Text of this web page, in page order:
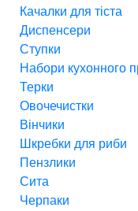
Качалки для тіста
Диспенсери
Ступки
Набори кухонного
Терки
Овочечистки
Вінчики
Шкребки для риби
Пензлики
Сита
Черпаки